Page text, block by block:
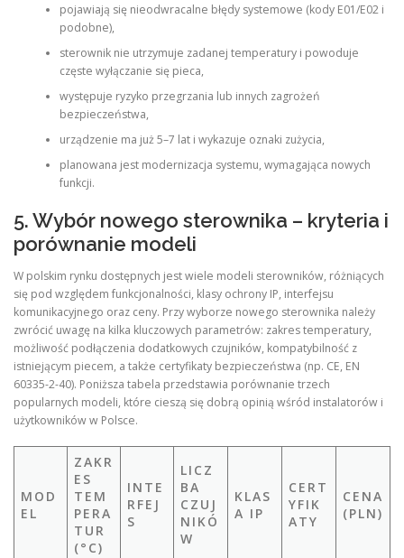
pojawiają się nieodwracalne błędy systemowe (kody E01/E02 i
podobne),
sterownik nie utrzymuje zadanej temperatury i powoduje
częste wyłączanie się pieca,
występuje ryzyko przegrzania lub innych zagrożeń
bezpieczeństwa,
urządzenie ma już 5–7 lat i wykazuje oznaki zużycia,
planowana jest modernizacja systemu, wymagająca nowych
funkcji.
5. Wybór nowego sterownika – kryteria i
porównanie modeli
W polskim rynku dostępnych jest wiele modeli sterowników, różniących
się pod względem funkcjonalności, klasy ochrony IP, interfejsu
komunikacyjnego oraz ceny. Przy wyborze nowego sterownika należy
zwrócić uwagę na kilka kluczowych parametrów: zakres temperatury,
możliwość podłączenia dodatkowych czujników, kompatybilność z
istniejącym piecem, a także certyfikaty bezpieczeństwa (np. CE, EN
60335-2-40). Poniższa tabela przedstawia porównanie trzech
popularnych modeli, które cieszą się dobrą opinią wśród instalatorów i
użytkowników w Polsce.
MOD
EL
ZAKR
ES
TEM
PERA
TUR
(°C)
INTE
RFEJ
S
LICZ
BA
CZUJ
NIKÓ
W
KLAS
A IP
CERT
YFIK
ATY
CENA
(PLN)